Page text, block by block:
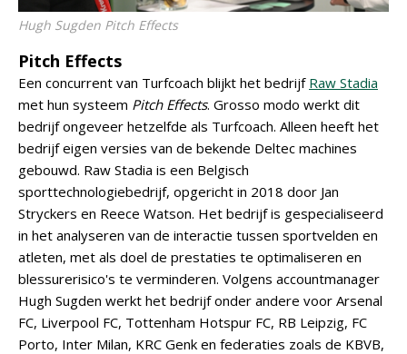
Hugh Sugden Pitch Effects
Pitch Effects
Een concurrent van Turfcoach blijkt het bedrijf Raw Stadia
met hun systeem Pitch Effects. Grosso modo werkt dit
bedrijf ongeveer hetzelfde als Turfcoach. Alleen heeft het
bedrijf eigen versies van de bekende Deltec machines
gebouwd. Raw Stadia is een Belgisch
sporttechnologiebedrijf, opgericht in 2018 door Jan
Stryckers en Reece Watson. Het bedrijf is gespecialiseerd
in het analyseren van de interactie tussen sportvelden en
atleten, met als doel de prestaties te optimaliseren en
blessurerisico's te verminderen. Volgens accountmanager
Hugh Sugden werkt het bedrijf onder andere voor Arsenal
FC, Liverpool FC, Tottenham Hotspur FC, RB Leipzig, FC
Porto, Inter Milan, KRC Genk en federaties zoals de KBVB,